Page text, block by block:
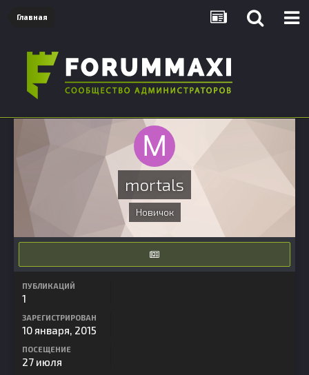
Главная
mortals
Новичок
ПУБЛИКАЦИЙ
1
ЗАРЕГИСТРИРОВАН
10 января, 2015
ПОСЕЩЕНИЕ
27 июля